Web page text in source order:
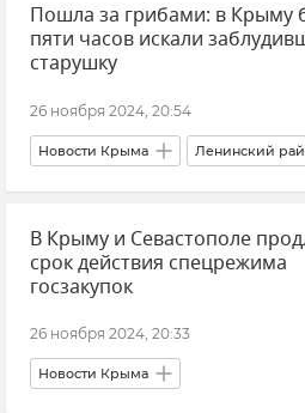
Пошла за грибами: в Крыму
пяти часов искали
старушку
26 ноября 2024, 20:54
Новости Крыма Ленинский
МЧС Крыма "КРЫМ-СПАС"
Происшествия
В Крыму и Севастополе
срок действия спецрежима
госзакупок
26 ноября 2024, 20:33
Новости Крыма